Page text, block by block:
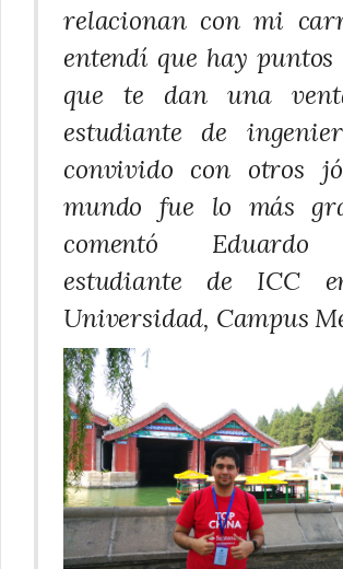
relacionan con mi
entendí que hay puntos
que te dan una
estudiante de
convivido con otros
mundo fue lo más
comentó Eduardo
estudiante de ICC
Universidad, Campus